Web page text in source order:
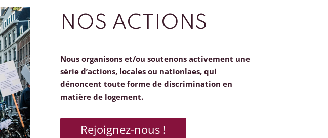
NOS ACTIONS
Nous organisons et/ou soutenons activement une
série d’actions, locales ou nationlaes, qui
dénoncent toute forme de discrimination en
matière de logement.
Rejoignez-nous !